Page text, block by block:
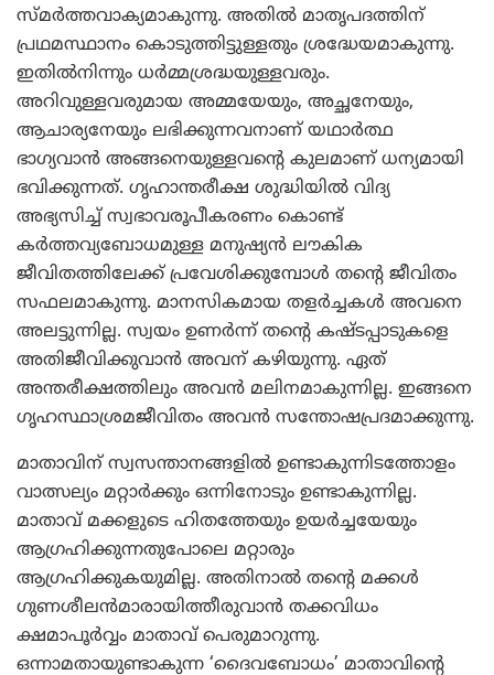
സ്മര്‍ത്തവാക്യമാകുന്നു. അതില്‍ മാതൃപദത്തിന്
പ്രഥമസ്ഥാനം കൊടുത്തിട്ടുള്ളതും ശ്രദ്ധേയമാകുന്നു.
ഇതില്‍നിന്നും ധര്‍മ്മശ്രദ്ധയുള്ളവരും.
അറിവുള്ളവരുമായ അമ്മയേയും, അച്ഛനേയും,
ആചാര്യനേയും ലഭിക്കുന്നവനാണ് യഥാര്‍ത്ഥ
ഭാഗ്യവാന്‍ അങ്ങനെയുള്ളവന്റെ കുലമാണ് ധന്യമായി
ഭവിക്കുന്നത്. ഗൃഹാന്തരീക്ഷ ശുദ്ധിയില്‍ വിദ്യ
അഭ്യസിച്ച് സ്വഭാവരൂപീകരണം കൊണ്ട്
കര്‍ത്തവ്യബോധമുള്ള മനുഷ്യന്‍ ലൗകിക
ജീവിതത്തിലേക്ക് പ്രവേശിക്കുമ്പോള്‍ തന്റെ ജീവിതം
സഫലമാകുന്നു. മാനസികമായ തളര്‍ച്ചകള്‍ അവനെ
അലട്ടുന്നില്ല. സ്വയം ഉണര്‍ന്ന് തന്റെ കഷ്ടപ്പാടുകളെ
അതിജീവിക്കുവാന്‍ അവന് കഴിയുന്നു. ഏത്
അന്തരീക്ഷത്തിലും അവന്‍ മലിനമാകുന്നില്ല. ഇങ്ങനെ
ഗൃഹസ്ഥാശ്രമജീവിതം അവന്‍ സന്തോഷപ്രദമാക്കുന്നു.
മാതാവിന് സ്വസന്താനങ്ങളില്‍ ഉണ്ടാകുന്നിടത്തോളം
വാത്സല്യം മറ്റാര്‍ക്കും ഒന്നിനോടും ഉണ്ടാകുന്നില്ല.
മാതാവ് മക്കളുടെ ഹിതത്തേയും ഉയര്‍ച്ചയേയും
ആഗ്രഹിക്കുന്നതുപോലെ മറ്റാരും
ആഗ്രഹിക്കുകയുമില്ല. അതിനാല്‍ തന്റെ മക്കള്‍
ഗുണശീലന്‍മാരായിത്തീരുവാന്‍ തക്കവിധം
ക്ഷമാപൂര്‍വ്വം മാതാവ് പെരുമാറുന്നു.
ഒന്നാമതായുണ്ടാകുന്ന ‘ദൈവബോധം’ മാതാവിന്റെ